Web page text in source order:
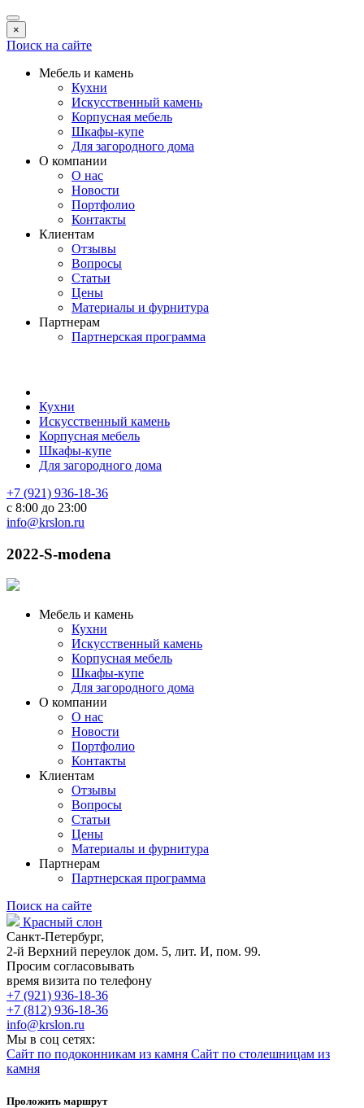
×
Поиск на сайте
Мебель и камень
Кухни
Искусственный камень
Корпусная мебель
Шкафы-купе
Для загородного дома
О компании
О нас
Новости
Портфолио
Контакты
Клиентам
Отзывы
Вопросы
Статьи
Цены
Материалы и фурнитура
Партнерам
Партнерская программа
Кухни
Искусственный камень
Корпусная мебель
Шкафы-купе
Для загородного дома
+7 (921) 936-18-36
с 8:00 до 23:00
info@krslon.ru
2022-S-modena
Мебель и камень
Кухни
Искусственный камень
Корпусная мебель
Шкафы-купе
Для загородного дома
О компании
О нас
Новости
Портфолио
Контакты
Клиентам
Отзывы
Вопросы
Статьи
Цены
Материалы и фурнитура
Партнерам
Партнерская программа
Поиск на сайте
Красный слон
Санкт-Петербург,
2-й Верхний переулок дом. 5, лит. И, пом. 99.
Просим согласовывать
время визита по телефону
+7 (921) 936-18-36
+7 (812) 936-18-36
info@krslon.ru
Мы в соц сетях:
Сайт по подоконникам из камня Сайт по столешницам из
камня
Проложить маршрут